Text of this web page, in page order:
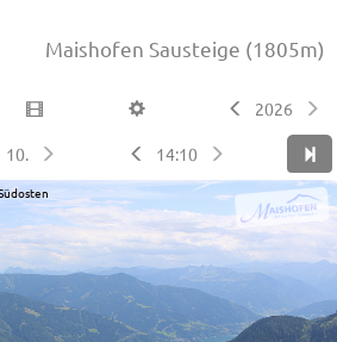
Maishofen Sausteige (1805m)
2026
10. 14:10